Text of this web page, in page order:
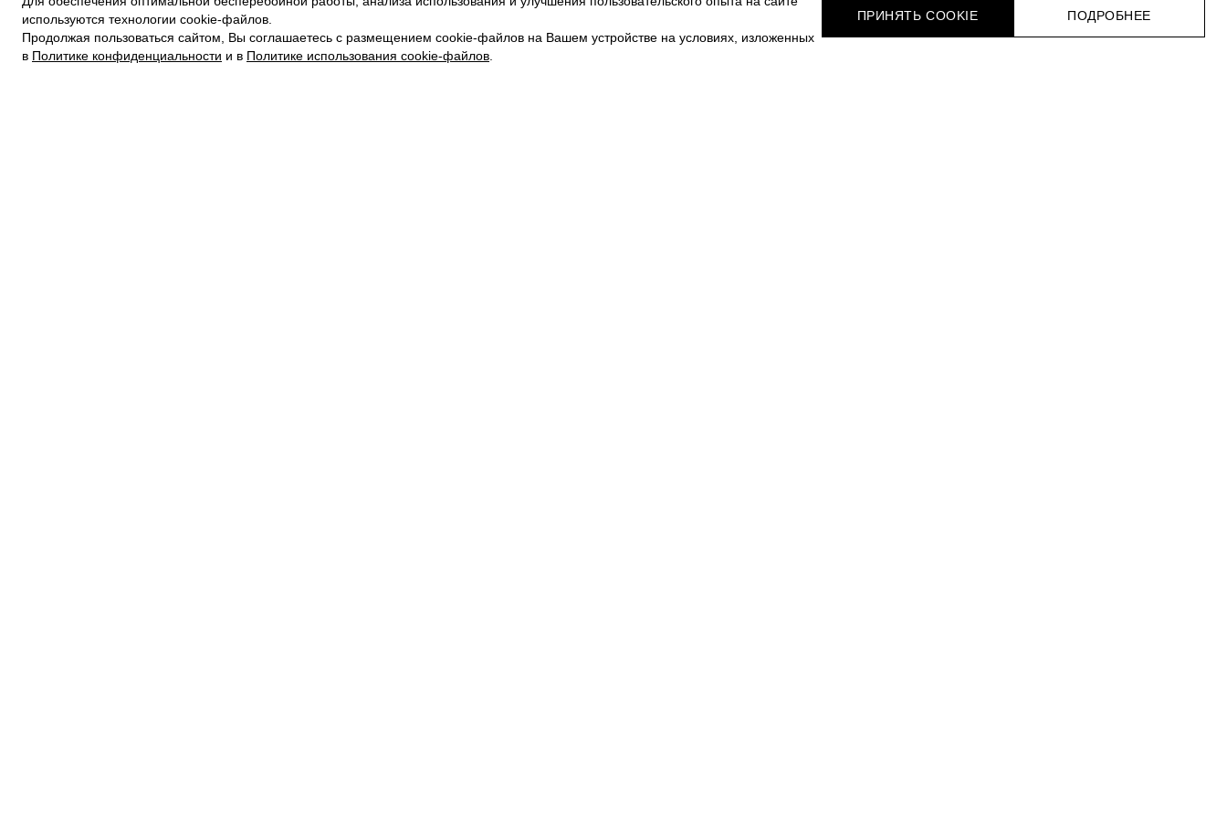
используются технологии cookie-файлов.
Продолжая пользоваться сайтом, Вы соглашаетесь с размещением cookie-файлов на Вашем устройстве на условиях, изложенных
в Политике конфиденциальности и в Политике использования cookie-файлов
ПРИНЯТЬ COOKIE ПОДРОБНЕЕ
ПОЛИТИКА КОНФИДЕНЦИАЛЬНОСТИ
ПОЛИТИКА COOKIE
УСЛОВИЯ ПОКУПКИ
КАРЬЕРА
ТЕЛЕГРАМ